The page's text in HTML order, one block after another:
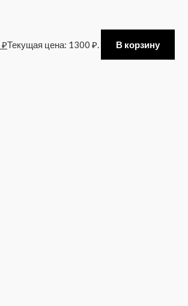
₽Текущая цена: 1300 ₽. В корзину